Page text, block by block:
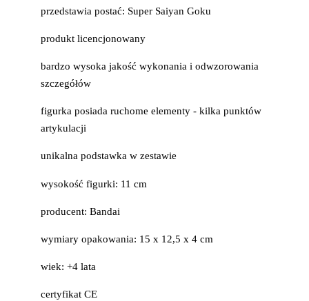
przedstawia postać: Super Saiyan Goku
produkt licencjonowany
bardzo wysoka jakość wykonania i odwzorowania
szczegółów
figurka posiada ruchome elementy - kilka punktów
artykulacji
unikalna podstawka w zestawie
wysokość figurki: 11 cm
producent: Bandai
wymiary opakowania: 15 x 12,5 x 4 cm
wiek: +4 lata
certyfikat CE